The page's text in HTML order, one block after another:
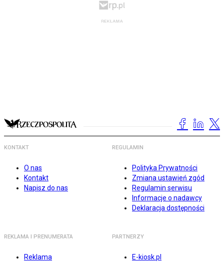
KONTAKT
O nas
Kontakt
Napisz do nas
REGULAMIN
Polityka Prywatności
Zmiana ustawień zgód
Regulamin serwisu
Informacje o nadawcy
Deklaracja dostępności
REKLAMA I PRENUMERATA
Reklama
PARTNERZY
E-kiosk.pl